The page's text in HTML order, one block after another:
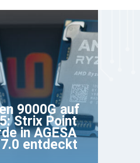
9000G auf
Strix Point
in AGESA
entdeckt